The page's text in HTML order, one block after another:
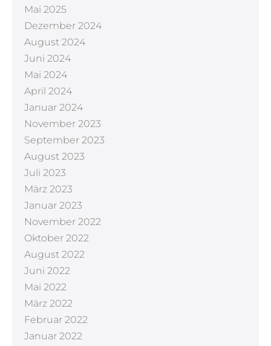
Mai 2025
Dezember 2024
August 2024
Juni 2024
Mai 2024
April 2024
Januar 2024
November 2023
September 2023
August 2023
Juli 2023
März 2023
Januar 2023
November 2022
Oktober 2022
August 2022
Juni 2022
Mai 2022
März 2022
Februar 2022
Januar 2022